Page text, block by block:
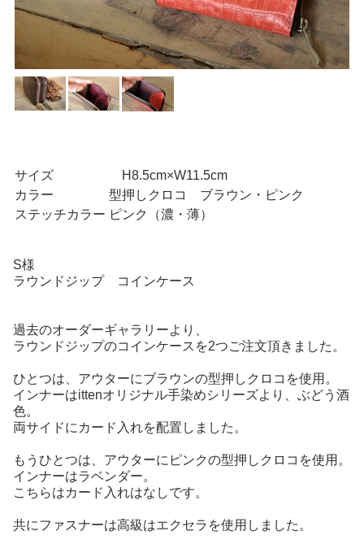
サイズ
H8.5cm×W11.5cm
カラー
型押しクロコ ブラウン・ピンク
ステッチカラー ピンク（濃・薄）
S様
ラウンドジップ コインケース
過去のオーダーギャラリーより、
ラウンドジップのコインケースを2つご注文頂きました。
ひとつは、アウターにブラウンの型押しクロコを使用。
インナーはittenオリジナル手染めシリーズより、ぶどう酒
色。
両サイドにカード入れを配置しました。
もうひとつは、アウターにピンクの型押しクロコを使用。
インナーはラベンダー。
こちらはカード入れはなしです。
共にファスナーは高級はエクセラを使用しました。